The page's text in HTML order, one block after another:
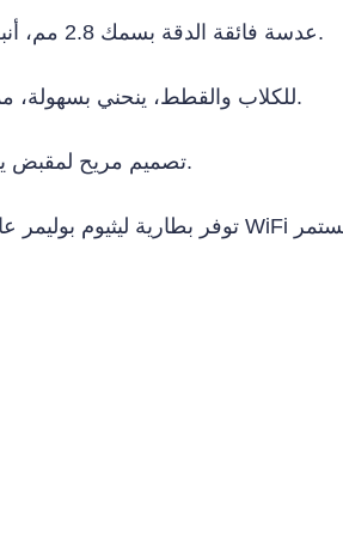
عدسة فائقة الدقة بسمك 2.8 مم، أنبوب إدخال شبه مرن مصنوع من سبيكة التيتانيوم والنيكل ذات الدرجة الجوية.
تناسب تمامًا هيكل قناة الأذن على شكل L للكلاب والقطط، ينحني بسهولة، مما يتيح فحص الآفات بشكل كامل.
تصميم مريح لمقبض يدوي مدمج يوفر دقة جراحية - مما يعزز الإحساس اللمسي للطبيب البيطري.